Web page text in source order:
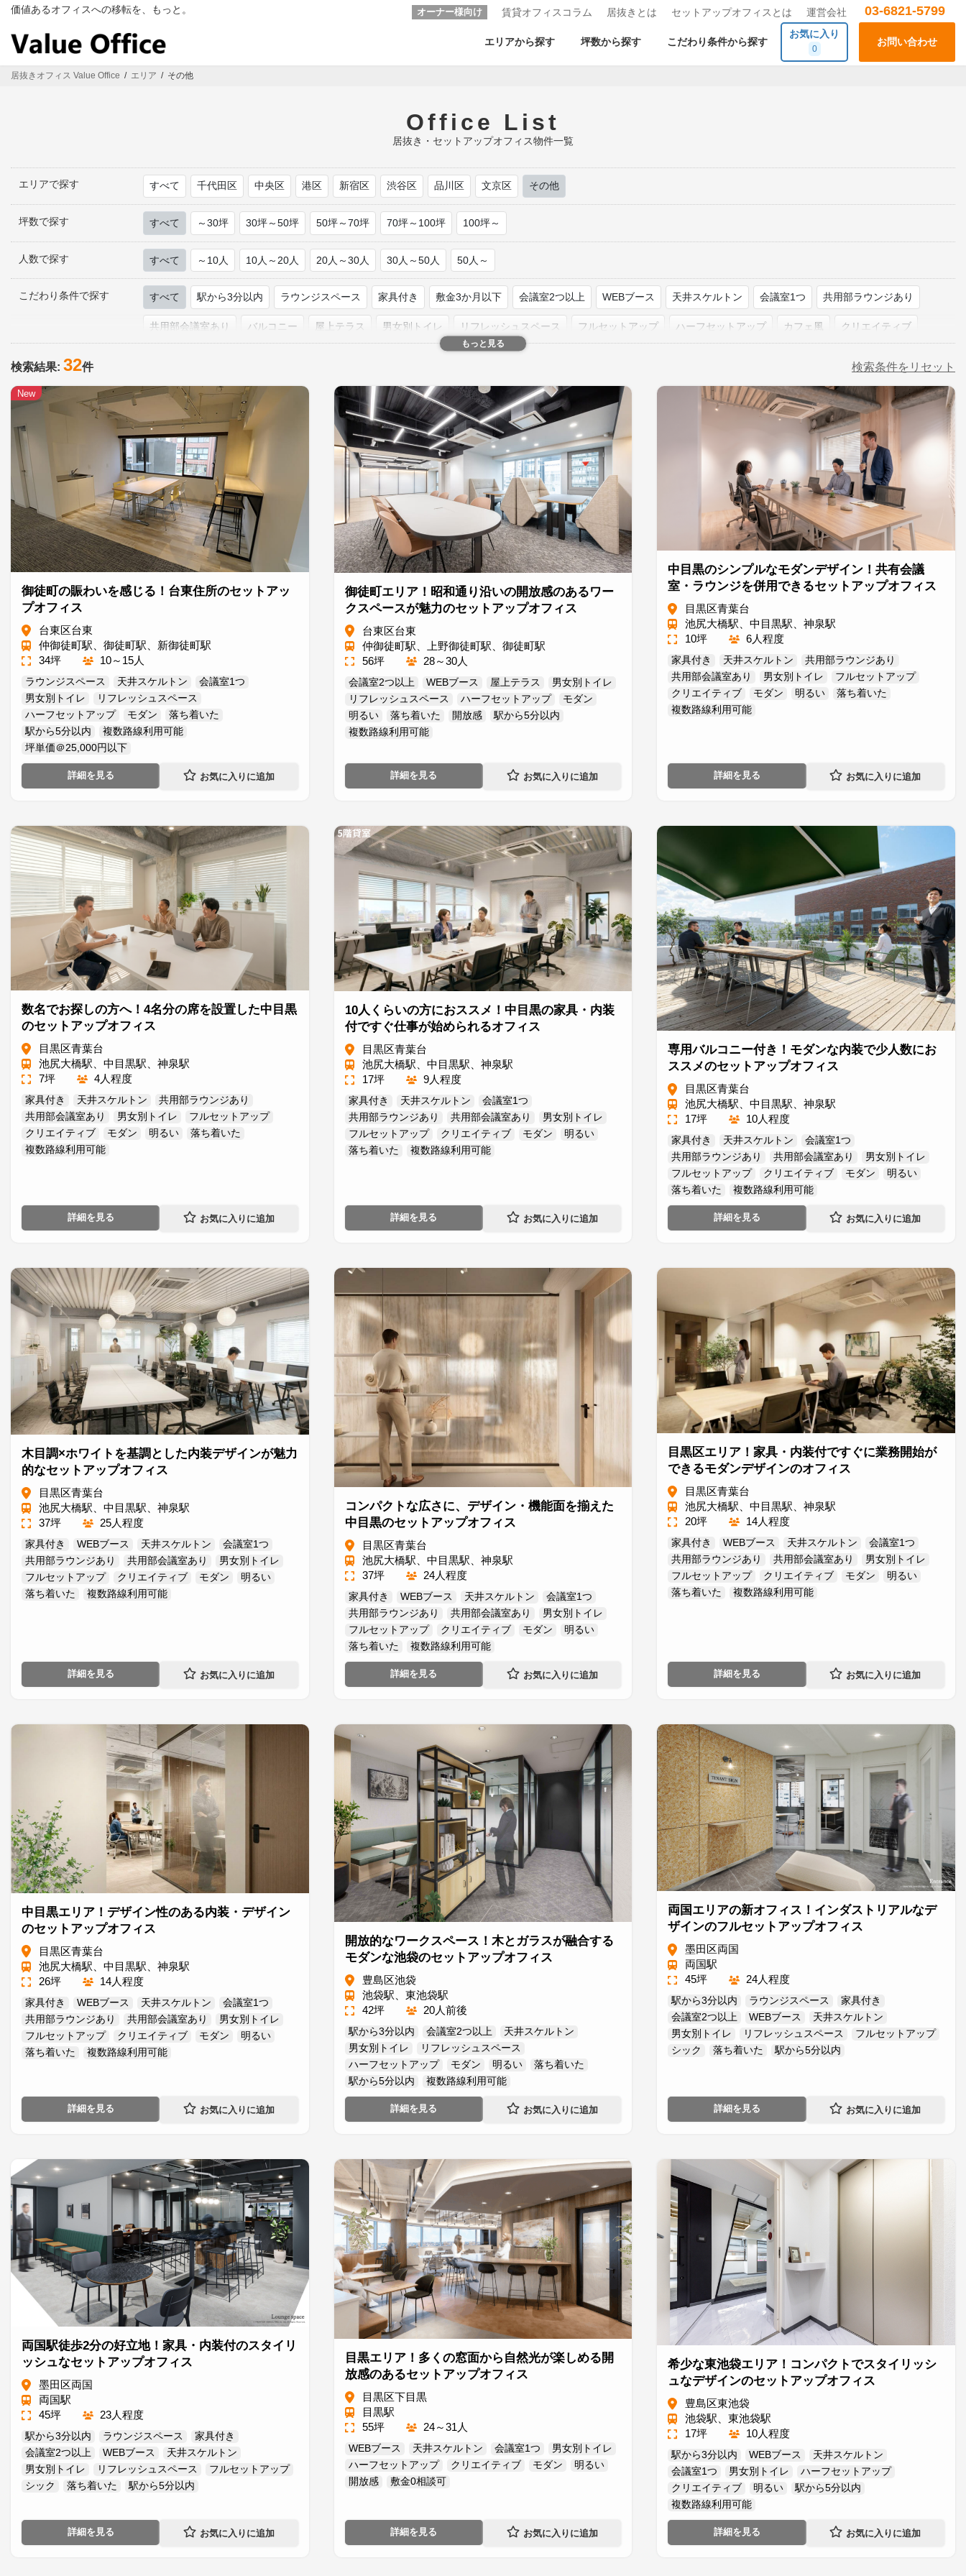
ツ
シ
価値あるオフィスへの移転を、もっと。 オーナー様向け 賃貸オフィスコラム 居抜きとは セットアップオフィスとは 運営会社 03-6821-5799
エリアから探す 坪数から探す こだわり条件から探す
お気に入り
0
お問い合わせ
居抜きオフィス Value Office エリア その他
Office List
居抜き・セットアップオフィス物件一覧
エリアで探す すべて 千代田区 中央区 港区 新宿区 渋谷区 品川区 文京区 その他
坪数で探す すべて ～30坪 30坪～50坪 50坪～70坪 70坪～100坪 100坪～
人数で探す すべて ～10人 10人～20人 20人～30人 30人～50人 50人～
こだわり条件で探す すべて 駅から3分以内 ラウンジスペース 家具付き 敷金3か月以下 会議室2つ以上 WEBブース 天井スケルトン 会議室1つ 共用部ラウンジあり
共用部会議室あり バルコニー 屋上テラス 男女別トイレ リフレッシュスペース フルセットアップ ハーフセットアップ カフェ風 クリエイティブ
落ち着いた 開放感 高級感
原状回復工事免除 坪単価＠25,000円以下 居抜き 築浅
もっと見る
検索結果: 32件 検索条件をリセット
New
御徒町の賑わいを感じる！台東住所のセットアッ
プオフィス
台東区台東
仲御徒町駅、御徒町駅、新御徒町駅
34坪
10～15人
ラウンジスペース 天井スケルトン
会議室1つ
男女別トイレ
リフレッシュスペース
ハーフセットアップ
モダン
落ち着いた
駅から5分以内
複数路線利用可能
坪単価＠25,000円以下
詳細を見る
御徒町エリア！昭和通り沿いの開放感のあるワー
クスペースが魅力のセットアップオフィス
台東区台東
仲御徒町駅、上野御徒町駅、御徒町駅
56坪
28～30人
会議室2つ以上 WEBブース 屋上テラス
男女別トイレ
リフレッシュスペース
ハーフセットアップ
モダン
明るい
落ち着いた 開放感
駅から5分以内
複数路線利用可能
詳細を見る
中目黒のシンプルなモダンデザイン！共有会議
室・ラウンジを併用できるセットアップオフィス
目黒区青葉台
池尻大橋駅、中目黒駅、神泉駅
10坪
6人程度
家具付き 天井スケルトン
共用部ラウンジあり
共用部会議室あり
男女別トイレ
フルセットアップ
クリエイティブ
モダン 明るい
落ち着いた
複数路線利用可能
詳細を見る
数名でお探しの方へ！4名分の席を設置した中目黒
のセットアップオフィス
目黒区青葉台
池尻大橋駅、中目黒駅、神泉駅
7坪
4人程度
家具付き 天井スケルトン
共用部ラウンジあり
共用部会議室あり
男女別トイレ
フルセットアップ
クリエイティブ
モダン 明るい
落ち着いた
複数路線利用可能
詳細を見る
10人くらいの方におススメ！中目黒の家具・内装
付ですぐ仕事が始められるオフィス
目黒区青葉台
池尻大橋駅、中目黒駅、神泉駅
17坪
9人程度
家具付き 天井スケルトン
会議室1つ
共用部ラウンジあり
共用部会議室あり
男女別トイレ
フルセットアップ
クリエイティブ モダン
明るい
落ち着いた
複数路線利用可能
詳細を見る
専用バルコニー付き！モダンな内装で少人数にお
ススメのセットアップオフィス
目黒区青葉台
池尻大橋駅、中目黒駅、神泉駅
17坪
10人程度
家具付き 天井スケルトン
会議室1つ
共用部ラウンジあり
共用部会議室あり
男女別トイレ
フルセットアップ
クリエイティブ モダン
明るい
落ち着いた
複数路線利用可能
詳細を見る
木目調×ホワイトを基調とした内装デザインが魅力
的なセットアップオフィス
目黒区青葉台
池尻大橋駅、中目黒駅、神泉駅
37坪
25人程度
家具付き WEBブース 天井スケルトン
会議室1つ
共用部ラウンジあり
共用部会議室あり
男女別トイレ
フルセットアップ
クリエイティブ モダン
明るい
落ち着いた
複数路線利用可能
詳細を見る
コンパクトな広さに、デザイン・機能面を揃えた
中目黒のセットアップオフィス
目黒区青葉台
池尻大橋駅、中目黒駅、神泉駅
37坪
24人程度
家具付き WEBブース 天井スケルトン
会議室1つ
共用部ラウンジあり
共用部会議室あり
男女別トイレ
フルセットアップ
クリエイティブ モダン
明るい
落ち着いた
複数路線利用可能
詳細を見る
目黒区エリア！家具・内装付ですぐに業務開始が
できるモダンデザインのオフィス
目黒区青葉台
池尻大橋駅、中目黒駅、神泉駅
20坪
14人程度
家具付き WEBブース 天井スケルトン
会議室1つ
共用部ラウンジあり
共用部会議室あり
男女別トイレ
フルセットアップ
クリエイティブ モダン
明るい
落ち着いた
複数路線利用可能
詳細を見る
中目黒エリア！デザイン性のある内装・デザイン
のセットアップオフィス
目黒区青葉台
池尻大橋駅、中目黒駅、神泉駅
26坪
14人程度
家具付き WEBブース 天井スケルトン
会議室1つ
共用部ラウンジあり
共用部会議室あり
男女別トイレ
フルセットアップ
クリエイティブ モダン
明るい
落ち着いた
複数路線利用可能
詳細を見る
開放的なワークスペース！木とガラスが融合する
モダンな池袋のセットアップオフィス
豊島区池袋
池袋駅、東池袋駅
42坪
20人前後
駅から3分以内 会議室2つ以上
天井スケルトン
男女別トイレ
リフレッシュスペース
ハーフセットアップ
モダン 明るい
落ち着いた
駅から5分以内
複数路線利用可能
詳細を見る
両国エリアの新オフィス！インダストリアルなデ
ザインのフルセットアップオフィス
墨田区両国
両国駅
45坪
24人程度
駅から3分以内 ラウンジスペース
家具付き
会議室2つ以上
WEBブース
天井スケルトン
男女別トイレ
リフレッシュスペース
フルセットアップ
シック
落ち着いた 駅から5分以内
詳細を見る
両国駅徒歩2分の好立地！家具・内装付のスタイリ
ッシュなセットアップオフィス
墨田区両国
両国駅
45坪
23人程度
駅から3分以内 ラウンジスペース
家具付き
会議室2つ以上
WEBブース
天井スケルトン
男女別トイレ
リフレッシュスペース
フルセットアップ
シック
落ち着いた 駅から5分以内
詳細を見る
目黒エリア！多くの窓面から自然光が楽しめる開
放感のあるセットアップオフィス
目黒区下目黒
目黒駅
55坪
24～31人
WEBブース 天井スケルトン 会議室1つ
男女別トイレ
ハーフセットアップ
クリエイティブ モダン
明るい
開放感
敷金0相談可
詳細を見る
希少な東池袋エリア！コンパクトでスタイリッシ
ュなデザインのセットアップオフィス
豊島区東池袋
池袋駅、東池袋駅
17坪
10人程度
駅から3分以内 WEBブース
天井スケルトン
会議室1つ
男女別トイレ
ハーフセットアップ
クリエイティブ
明るい
駅から5分以内
複数路線利用可能
詳細を見る